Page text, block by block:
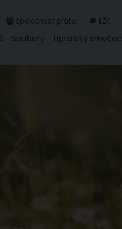
Společnost přátel EŽK
Soubory Liptálský smyčec